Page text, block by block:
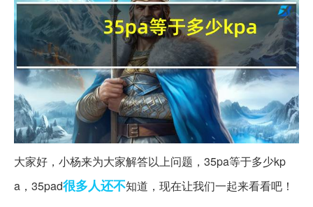
大家好，小杨来为大家解答以上问题，35pa等于多少kp
a，35pad很多人还不知道，现在让我们一起来看看吧！